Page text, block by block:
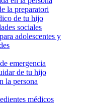
la preparatori
de tu hijo
sociales
adolescentes y
emergencia
de tu hijo
la persona
médicos